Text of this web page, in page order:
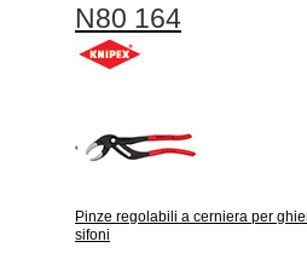
N80 164
Pinze regolabili a cerniera per
sifoni